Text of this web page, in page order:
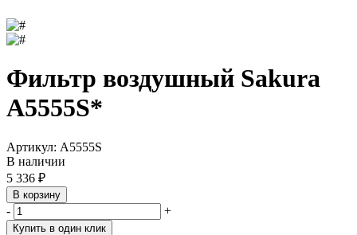
Фильтр воздушный Sakura
A5555S*
Артикул: A5555S
В наличии
5 336 ₽
В корзину
- +
Купить в один клик